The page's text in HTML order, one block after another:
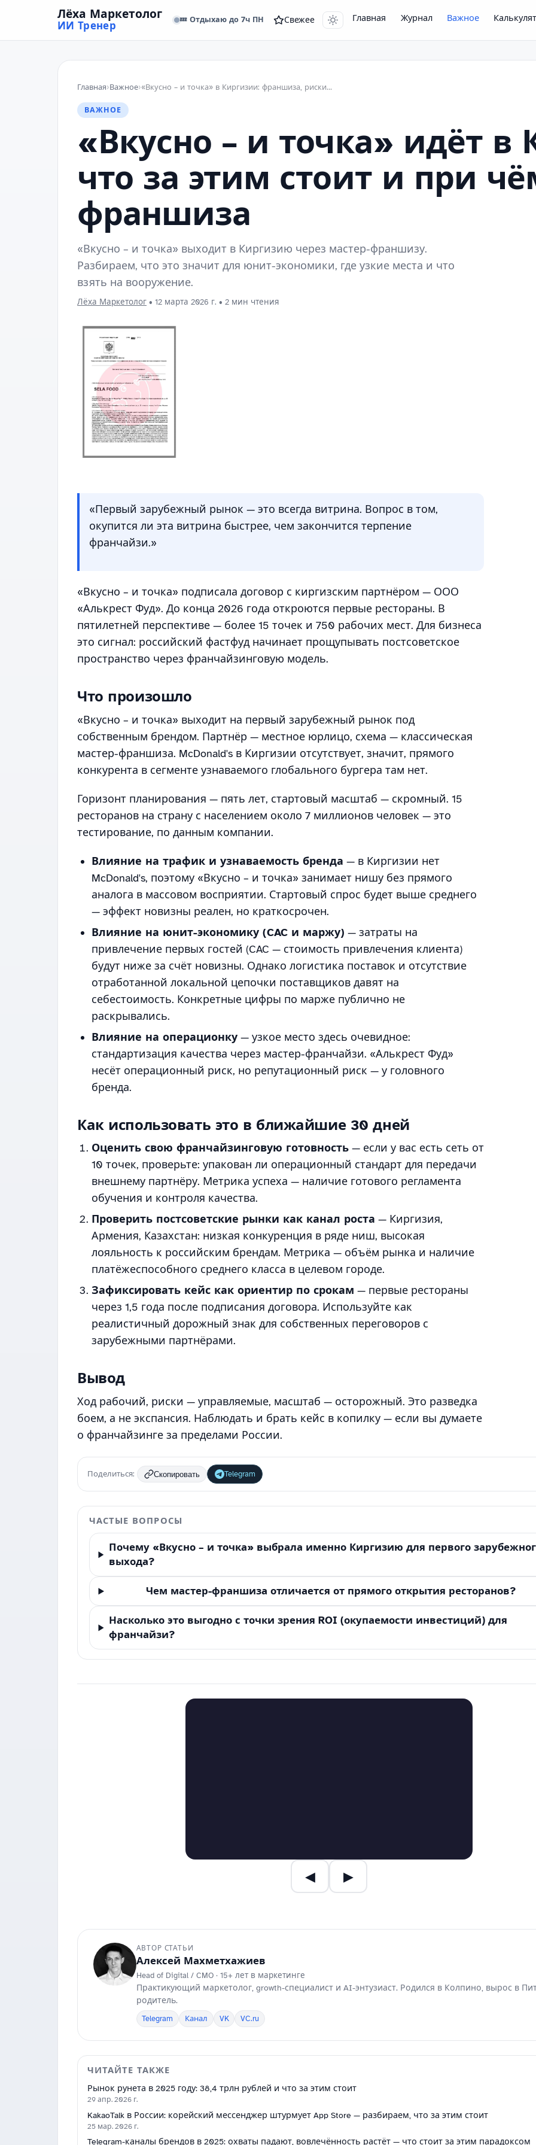
Лёха Маркетолог
ИИ Тренер 💤 Отдыхаю до 7ч ПН Свежее Главная Журнал Важное
Главная›Важное› «Вкусно – и точка» в Киргизии: франшиза, риски и юнит-экономика выхода
ВАЖНОЕ
«Вкусно – и точка» идёт в
что за этим стоит и при
франшиза
«Вкусно – и точка» выходит в Киргизию через мастер-франшизу.
Разбираем, что это значит для юнит-экономики, где узкие места и что
взять на вооружение.
Лёха Маркетолог • 12 марта 2026 г. • 2 мин чтения
«Первый зарубежный рынок — это всегда витрина. Вопрос в том,
окупится ли эта витрина быстрее, чем закончится терпение
франчайзи.»
«Вкусно – и точка» подписала договор с киргизским партнёром — ООО
«Алькрест Фуд». До конца 2026 года откроются первые рестораны. В
пятилетней перспективе — более 15 точек и 750 рабочих мест. Для бизнеса
это сигнал: российский фастфуд начинает прощупывать постсоветское
пространство через франчайзинговую модель.
Что произошло
«Вкусно – и точка» выходит на первый зарубежный рынок под
собственным брендом. Партнёр — местное юрлицо, схема — классическая
мастер-франшиза. McDonald's в Киргизии отсутствует, значит, прямого
конкурента в сегменте узнаваемого глобального бургера там нет.
Горизонт планирования — пять лет, стартовый масштаб — скромный. 15
ресторанов на страну с населением около 7 миллионов человек — это
тестирование, по данным компании.
Влияние на трафик и узнаваемость бренда — в Киргизии нет
McDonald's, поэтому «Вкусно – и точка» занимает нишу без прямого
аналога в массовом восприятии. Стартовый спрос будет выше среднего
— эффект новизны реален, но краткосрочен.
Влияние на юнит-экономику (CAC и маржу) — затраты на
привлечение первых гостей (CAC — стоимость привлечения клиента)
будут ниже за счёт новизны. Однако логистика поставок и отсутствие
отработанной локальной цепочки поставщиков давят на
себестоимость. Конкретные цифры по марже публично не
раскрывались.
Влияние на операционку — узкое место здесь очевидное:
стандартизация качества через мастер-франчайзи. «Алькрест Фуд»
несёт операционный риск, но репутационный риск — у головного
бренда.
Как использовать это в ближайшие 30 дней
Оценить свою франчайзинговую готовность — если у вас есть сеть от
10 точек, проверьте: упакован ли операционный стандарт для передачи
внешнему партнёру. Метрика успеха — наличие готового регламента
обучения и контроля качества.
Проверить постсоветские рынки как канал роста — Киргизия,
Армения, Казахстан: низкая конкуренция в ряде ниш, высокая
лояльность к российским брендам. Метрика — объём рынка и наличие
платёжеспособного среднего класса в целевом городе.
Зафиксировать кейс как ориентир по срокам — первые рестораны
через 1,5 года после подписания договора. Используйте как
реалистичный дорожный знак для собственных переговоров с
зарубежными партнёрами.
Вывод
Ход рабочий, риски — управляемые, масштаб — осторожный. Это разведка
боем, а не экспансия. Наблюдать и брать кейс в копилку — если вы думаете
о франчайзинге за пределами России.
Поделиться: Скопировать Telegram
ЧАСТЫЕ ВОПРОСЫ
Почему «Вкусно – и точка» выбрала именно Киргизию для первого
выхода?
Чем мастер-франшиза отличается от прямого открытия ресторанов?
Насколько это выгодно с точки зрения ROI (окупаемости инвестиций) для
франчайзи?
◀ ▶
АВТОР СТАТЬИ
Алексей Махметхажиев
Head of Digital / CMO · 15+ лет в маркетинге
Практикующий маркетолог, growth-специалист и AI-энтузиаст. Родился в Колпино, вырос в
родитель.
Telegram Канал VK VC.ru
ЧИТАЙТЕ ТАКЖЕ
Рынок рунета в 2025 году: 38,4 трлн рублей и что за этим стоит
29 апр. 2026 г.
KakaoTalk в России: корейский мессенджер штурмует App Store — разбираем, что за этим стоит
25 мар. 2026 г.
Telegram-каналы брендов в 2025: охваты падают, вовлечённость растёт — что стоит за этим парадоксом